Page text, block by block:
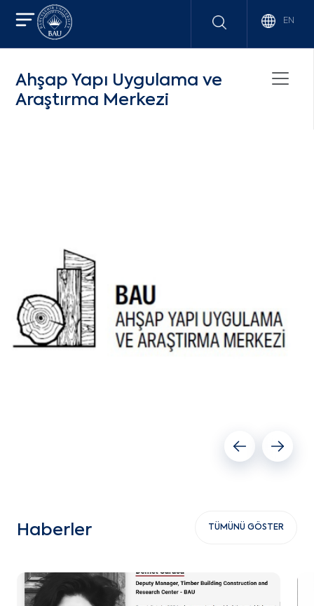
EN
Ahşap Yapı Uygulama ve
Araştırma Merkezi
Önceki slayt
Haberler TÜMÜNÜ GÖSTER